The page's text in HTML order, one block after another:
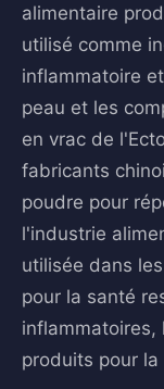
alimentaire
utilisé comme
inflammatoire
peau et les
en vrac de
fabricants
poudre pour
l'industrie
utilisée dans
pour la santé
inflammatoires,
produits pour